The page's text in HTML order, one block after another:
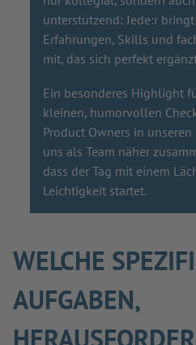
unterstützend: Jede:r
Erfahrungen, Skills und
mit, das sich perfekt
Ein besonderes Highlight
kleinen, humorvollen
Product Owners in
uns als Team näher
dass der Tag mit einem
Leichtigkeit startet.
WELCHE
AUFGABEN,